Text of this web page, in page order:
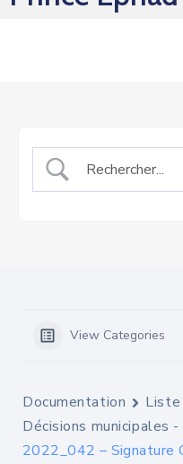
View Categories
Documentation
Liste
Décisions municipales
2022_042 – Signature